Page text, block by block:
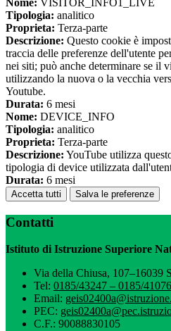
Nome: VISITOR_INFO1_LIVE
Tipologia: analitico
Proprieta: Terza-parte
Descrizione: Questo cookie è
traccia delle preferenze dell'utente
nei siti; può anche determinare se il
utilizzando la nuova o la vecchia
Youtube.
Durata: 6 mesi
Nome: DEVICE_INFO
Tipologia: analitico
Proprieta: Terza-parte
Descrizione: YouTube utilizza
tipologia di device utilizzata
Durata: 6 mesi
Accetta tutti Salva le preferenze
Contatti
Istituto di Istruzione Superiore
Via della Chiusa, 107–16039
Tel: 0185/43247 – 0185/41076
Email:
PEC:
C.F.: 90088830105